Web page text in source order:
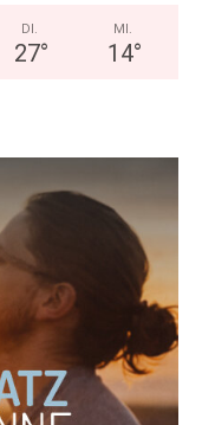
DI.
27°
MI.
14°